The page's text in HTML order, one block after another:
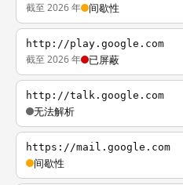
截至 2026 年 间歇性
http://play.google.com
截至 2026 年 已屏蔽
http://talk.google.com
无法解析
https://mail.google.com
间歇性